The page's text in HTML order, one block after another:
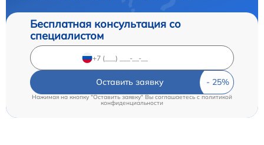
Бесплатная консультация со
специалистом
Оставить заявку
Нажимая на кнопку "Оставить заявку" Вы соглашаетесь cполитикой
конфиденциальности